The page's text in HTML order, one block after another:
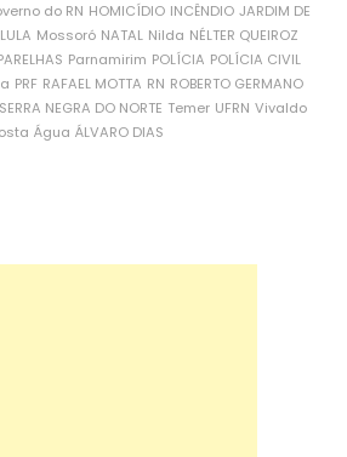
do RN HOMICÍDIO INCÊNDIO JARDIM DE
LULA Mossoró NATAL Nilda NÉLTER QUEIROZ
Parnamirim POLÍCIA POLÍCIA CIVIL
PRF RAFAEL MOTTA RN ROBERTO GERMANO
SERRA NEGRA DO NORTE Temer UFRN Vivaldo
Água ÁLVARO DIAS